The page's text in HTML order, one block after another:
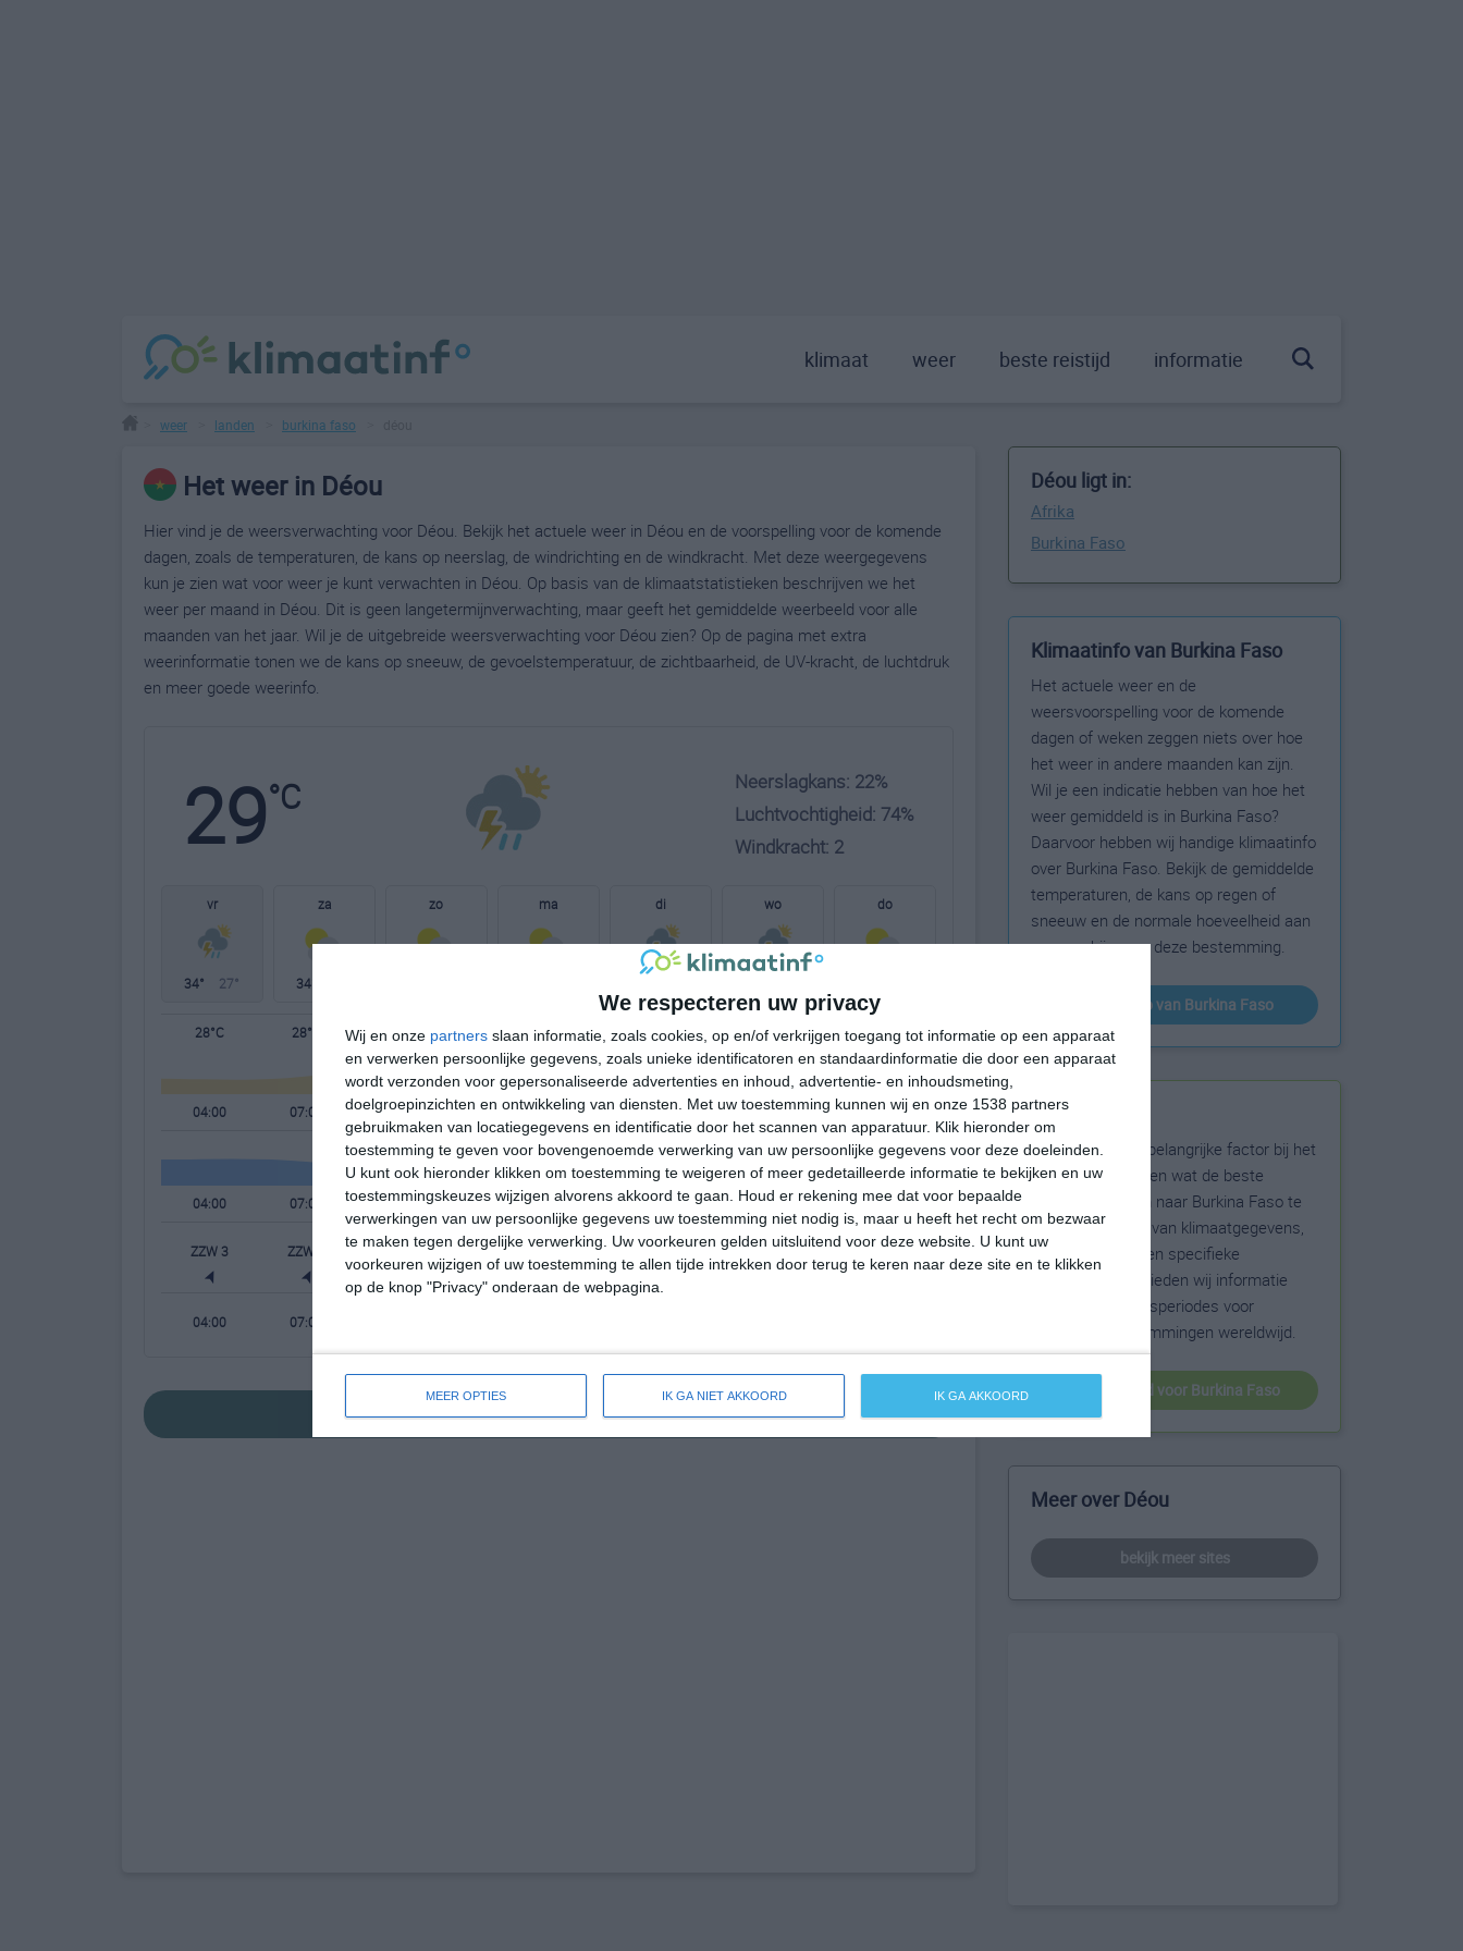
We respecteren uw privacy
Wij en onze partners slaan informatie, zoals cookies, op en/of verkrijgen toegang tot informatie op een apparaat
en verwerken persoonlijke gegevens, zoals unieke identificatoren en standaardinformatie die door een apparaat
wordt verzonden voor gepersonaliseerde advertenties en inhoud, advertentie- en inhoudsmeting,
doelgroepinzichten en ontwikkeling van diensten.
Met uw toestemming kunnen wij en onze 1538 partners
gebruikmaken van locatiegegevens en identificatie door het scannen van apparatuur. Klik hieronder om
toestemming te geven voor bovengenoemde verwerking van uw persoonlijke gegevens voor deze doeleinden.
U kunt ook hieronder klikken om toestemming te weigeren of meer gedetailleerde informatie te bekijken en uw
toestemmingskeuzes wijzigen alvorens akkoord te gaan.
Houd er rekening mee dat voor bepaalde
verwerkingen van uw persoonlijke gegevens uw toestemming niet nodig is, maar u heeft het recht om bezwaar
te maken tegen dergelijke verwerking. Uw voorkeuren gelden uitsluitend voor deze website. U kunt uw
voorkeuren wijzigen of uw toestemming te allen tijde intrekken door terug te keren naar deze site en te klikken
op de knop "Privacy" onderaan de webpagina.
MEER OPTIES IK GA NIET AKKOORD IK GA AKKOORD
klimaat weer beste reistijd informatie
weer landen burkina faso
Het weer in Déou
Hier vind je de weersverwachting voor Déou. Bekijk het actuele weer in Déou en de voorspelling voor de komende
dagen, zoals de temperaturen, de kans op neerslag, de windrichting en de windkracht. Met deze weergegevens
kun je zien wat voor weer je kunt verwachten in Déou. Op basis van de klimaatstatistieken beschrijven we het
weer per maand in Déou. Dit is geen langetermijnverwachting, maar geeft het gemiddelde weerbeeld voor alle
maanden van het jaar. Wil je de uitgebreide weersverwachting voor Déou zien? Op de pagina met extra
weerinformatie tonen we de kans op sneeuw, de gevoelstemperatuur, de zichtbaarheid, de UV-kracht, de luchtdruk
en meer goede weerinfo.
29°C
Neerslagkans: 22%
Luchtvochtigheid: 74%
Windkracht: 2
vr
34° 27°
za
34°
zo ma di wo do
28°C 28°C 30°C 33°C 30°C 28°C 27°C 27°C
04:00 07:00 10:00 13:00 16:00 19:00 22:00 01:00
04:00 07:00 10:00 13:00 16:00 19:00 22:00 01:00
ZZW 3 ZZW 2 WZW 3 ZW 2 NW 2 ZZW 2 ZZW 2 ZW 2
04:00 07:00
bekijk de uitgebreide weersverwachting voor Déou
Déou ligt in:
Afrika
Burkina Faso
Klimaatinfo van Burkina Faso
Het actuele weer en de
weersvoorspelling voor de komende
dagen of weken zeggen niets over hoe
het weer in andere maanden kan zijn.
Wil je een indicatie hebben van hoe het
weer gemiddeld is in Burkina Faso?
Daarvoor hebben wij handige klimaatinfo
over Burkina Faso. Bekijk de gemiddelde
temperaturen, de kans op regen of
sneeuw en de normale hoeveelheid aan
zonneschijn voor deze bestemming.
klimaatinfo van Burkina Faso
Beste reistijd
Het weer is een belangrijke factor bij het
reizen. Wil je weten wat de beste
maanden zijn om naar Burkina Faso te
reizen? Op basis van klimaatgegevens,
weersextremen en specifieke
weerinformatie bieden wij informatie
over de beste reisperiodes voor
duizenden bestemmingen wereldwijd.
beste reistijd voor Burkina Faso
Meer over Déou
bekijk meer sites